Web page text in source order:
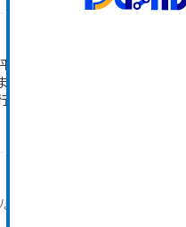
成２０年４月から、７５歳
た、退職被保険者のうち
せん